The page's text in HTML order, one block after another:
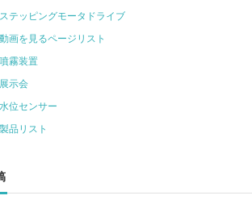
テッピングモータドライブ
画を見るページリスト
霧装置
示会
位センサー
品リスト